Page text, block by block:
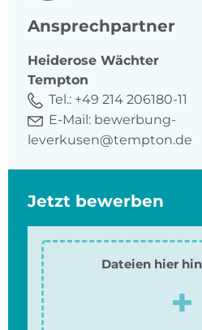
Ansprechpartner
Heiderose Wächter
Tempton
Tel.: +49 214 206180-11
E-Mail: bewerbung-
leverkusen@tempton.de
Jetzt bewerben
Dateien hier